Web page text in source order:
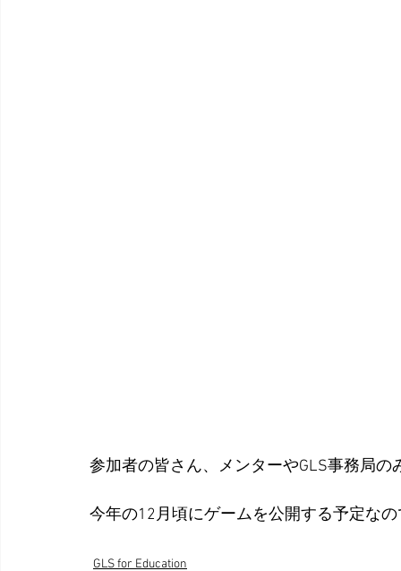
参加者の皆さん、メンターやGLS事務局
今年の12月頃にゲームを公開する予定な
GLS for Education